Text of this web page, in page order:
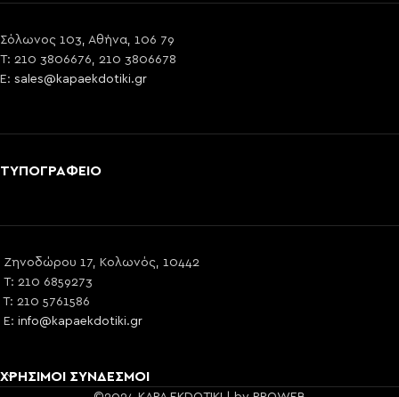
Σόλωνος 103, Αθήνα, 106 79
T: 210 3806676, 210 3806678
E: sales@kapaekdotiki.gr
ΤΥΠΟΓΡΑΦΕΙΟ
Ζηνοδώρου 17, Κολωνός, 10442
T: 210 6859273
T: 210 5761586
E: info@kapaekdotiki.gr
ΧΡΗΣΙΜΟΙ ΣΥΝΔΕΣΜΟΙ